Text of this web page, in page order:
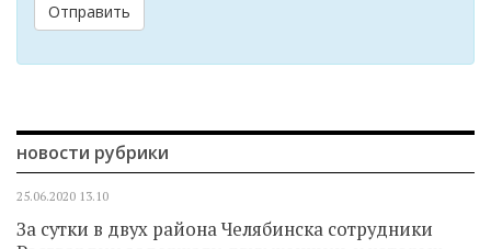
Отправить
новости рубрики
25.06.2020 13.10
За сутки в двух района Челябинска сотрудники